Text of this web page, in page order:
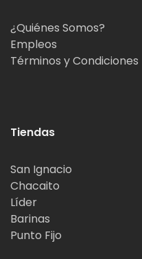
¿Quiénes Somos?
Empleos
Términos y Condiciones
Tiendas
San Ignacio
Chacaito
Líder
Barinas
Punto Fijo